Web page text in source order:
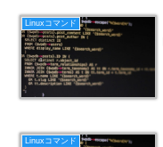
Linuxコマンド
Linuxコマンド